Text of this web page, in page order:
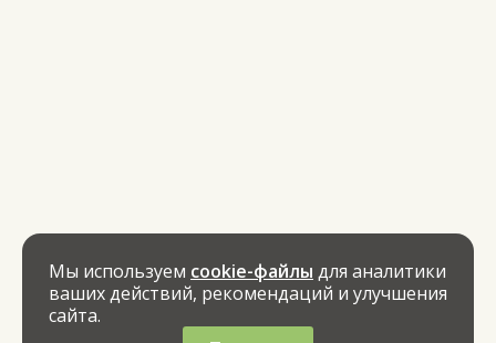
Мы используем cookie-файлы для аналитики
ваших действий, рекомендаций и улучшения
сайта.